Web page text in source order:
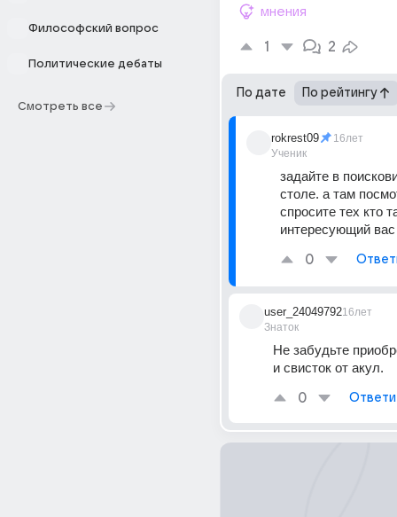
Философский вопрос
Политические дебаты
Смотреть все
мнения
1 2
По дате По рейтингу
rokrest09
Ученик
16лет
задайте в
столе. а там
спросите тех кто
интересующий
0
user_24049792
Знаток
16лет
Не забудьте
и свисток от акул.
0